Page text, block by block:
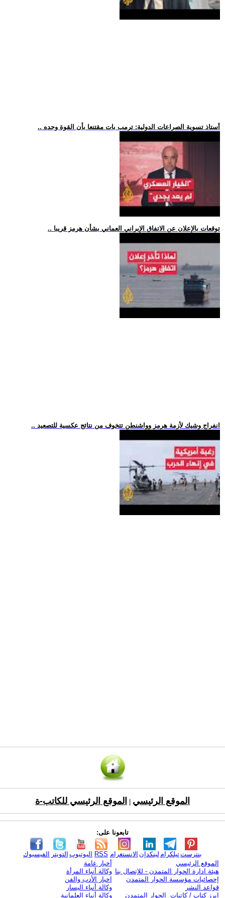
.. أستاذ تسوية الصراعات الدولية: ترمب بات مقتنعا بأن القوة وحده
.. توقعات بالإعلان عن الاتفاق الإيراني العماني بشأن هرمز قريبا
.. انفراج وشيك لأزمة هرمز وواشنطن تتخوف من نتائج عكسية للتصعيد
الموقع الرئيسي الموقع الرئيسي للكاتب-ة
تابعونا على:
الفيسبوك التويتر اليوتيوب RSS الانستغرام لينكدإن تيلكرامبنترست
الموقع الرئيسي
هيئة ادارة الحوار المتمدن - للإتصال بنا
إحصائيات مؤسسة الحوار المتمدن
قواعد النشر
ابرز كتاب / كاتبات الحوار المتمدن
أخبار عامة
وكالة أنباء المرأة
اخبار الأدب والفن
وكالة أنباء اليسار
وكالة أنباء العلمانية